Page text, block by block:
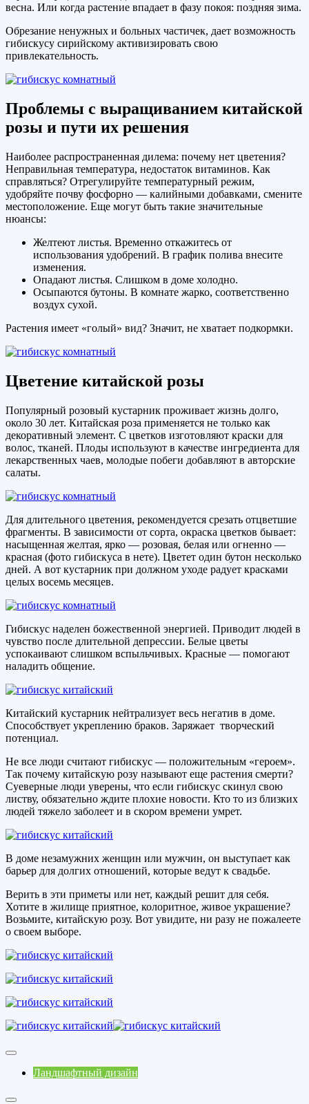
весна. Или когда растение впадает в фазу покоя: поздняя зима.
Обрезание ненужных и больных частичек, дает возможность
гибискусу сирийскому активизировать свою
привлекательность.
Проблемы с выращиванием китайской
розы и пути их решения
Наиболее распространенная дилема: почему нет цветения?
Неправильная температура, недостаток витаминов. Как
справляться? Отрегулируйте температурный режим,
удобряйте почву фосфорно — калийными добавками, смените
местоположение. Еще могут быть такие значительные
нюансы:
Желтеют листья. Временно откажитесь от
использования удобрений. В график полива внесите
изменения.
Опадают листья. Слишком в доме холодно.
Осыпаются бутоны. В комнате жарко, соответственно
воздух сухой.
Растения имеет «голый» вид? Значит, не хватает подкормки.
Цветение китайской розы
Популярный розовый кустарник проживает жизнь долго,
около 30 лет. Китайская роза применяется не только как
декоративный элемент. С цветков изготовляют краски для
волос, тканей. Плоды используют в качестве ингредиента для
лекарственных чаев, молодые побеги добавляют в авторские
салаты.
Для длительного цветения, рекомендуется срезать отцветшие
фрагменты. В зависимости от сорта, окраска цветков бывает:
насыщенная желтая, ярко — розовая, белая или огненно —
красная (фото гибискуса в нете). Цветет один бутон несколько
дней. А вот кустарник при должном уходе радует красками
целых восемь месяцев.
Гибискус наделен божественной энергией. Приводит людей в
чувство после длительной депрессии. Белые цветы
успокаивают слишком вспыльчивых. Красные — помогают
наладить общение.
Китайский кустарник нейтрализует весь негатив в доме.
Способствует укреплению браков. Заряжает творческий
потенциал.
Не все люди считают гибискус — положительным «героем».
Так почему китайскую розу называют еще растения смерти?
Суеверные люди уверены, что если гибискус скинул свою
листву, обязательно ждите плохие новости. Кто то из близких
людей тяжело заболеет и в скором времени умрет.
В доме незамужних женщин или мужчин, он выступает как
барьер для долгих отношений, которые ведут к свадьбе.
Верить в эти приметы или нет, каждый решит для себя.
Хотите в жилище приятное, колоритное, живое украшение?
Возьмите, китайскую розу. Вот увидите, ни разу не пожалеете
о своем выборе.
Ландшафтный дизайн